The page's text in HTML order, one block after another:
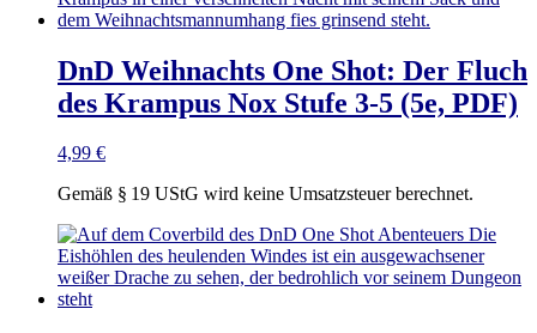
DnD Weihnachts One Shot: Der Fluch
des Krampus Nox Stufe 3-5 (5e, PDF)
4,99 €
Gemäß § 19 UStG wird keine Umsatzsteuer berechnet.